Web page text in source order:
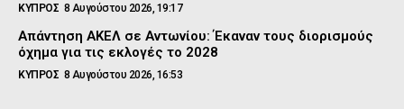
ΚΥΠΡΟΣ 8 Αυγούστου 2026, 19:17
Απάντηση ΑΚΕΛ σε Αντωνίου: Έκαναν τους διορισμούς
όχημα για τις εκλογές το 2028
ΚΥΠΡΟΣ 8 Αυγούστου 2026, 16:53